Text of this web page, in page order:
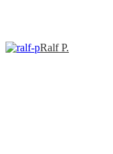
Ralf P.